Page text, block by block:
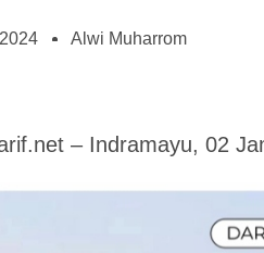
Alwi Muharrom
– Indramayu, 02